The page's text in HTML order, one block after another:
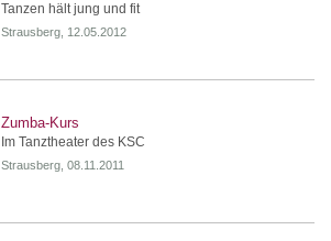
Tanzen hält jung und fit
Strausberg, 12.05.2012
Zumba-Kurs
Im Tanztheater des KSC
Strausberg, 08.11.2011